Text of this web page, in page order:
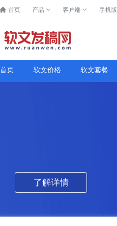
首页 产品 客户端 手机版
首页 软文价格 软文套餐
了解详情